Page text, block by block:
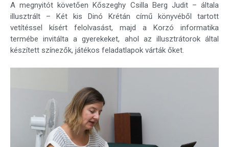
A megnyitót követően Kőszeghy Csilla Berg Judit – általa
illusztrált – Két kis Dinó Krétán című könyvéből tartott
vetítéssel kísért felolvasást, majd a Korzó informatika
termébe invitálta a gyerekeket, ahol az illusztrátorok által
készített színezők, játékos feladatlapok várták őket.